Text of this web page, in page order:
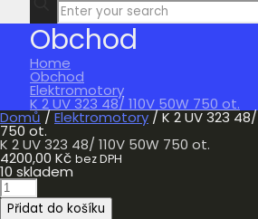
Obchod
Home
Obchod
Elektromotory
K 2 UV 323 48/ 110V 50W 750 ot.
Domů / Elektromotory / K 2 UV 323
750 ot.
K 2 UV 323 48/ 110V 50W 750 ot.
4200,00 Kč bez DPH
10 skladem
K
2
UVPřidat do košíku